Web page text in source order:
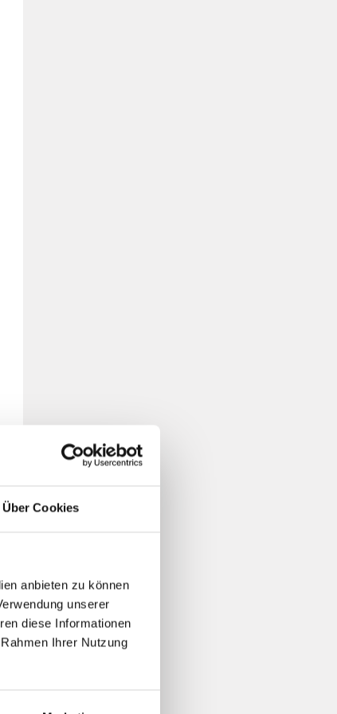
Über Cookies
anbieten zu können
unserer
diese Informationen
Ihrer Nutzung